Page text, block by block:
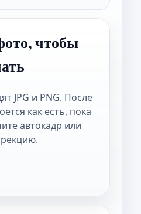
чтобы
JPG и PNG. После
как есть, пока
автокадр или